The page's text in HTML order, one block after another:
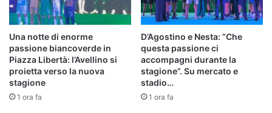
Una notte di enorme
passione biancoverde in
Piazza Libertà: l’Avellino si
proietta verso la nuova
stagione
1 ora fa
D’Agostino e Nesta: “Che
questa passione ci
accompagni durante la
stagione”. Su mercato e
stadio…
1 ora fa